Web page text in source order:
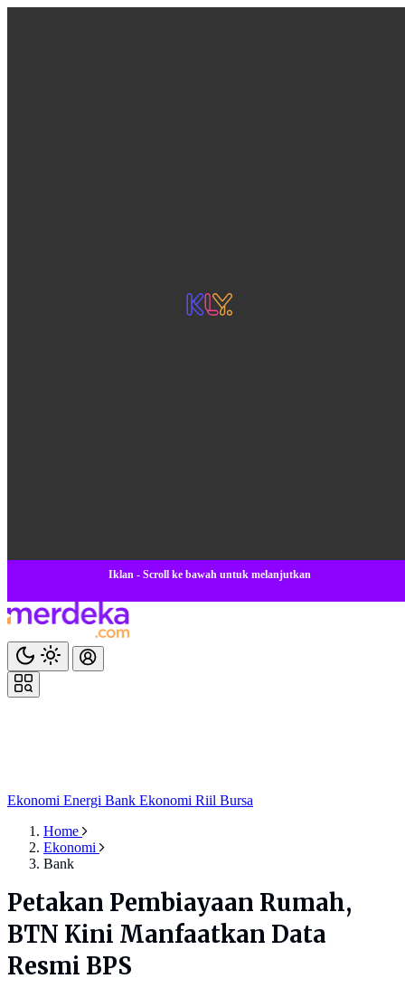
Iklan - Scroll ke bawah untuk melanjutkan
Ekonomi Energi Bank Ekonomi Riil Bursa
Home
Ekonomi
Bank
Petakan Pembiayaan Rumah,
BTN Kini Manfaatkan Data
Resmi BPS